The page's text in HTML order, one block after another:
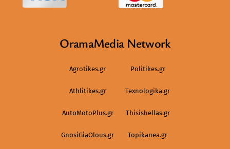
OramaMedia Network
Agrotikes.gr Politikes.gr
Athlitikes.gr Texnologika.gr
AutoMotoPlus.gr Thisishellas.gr
GnosiGiaOlous.gr Topikanea.gr